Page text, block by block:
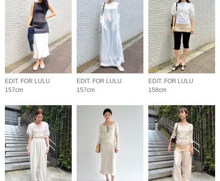
EDIT. FOR LULU
157cm
EDIT. FOR LULU
157cm
EDIT. FOR LULU
158cm